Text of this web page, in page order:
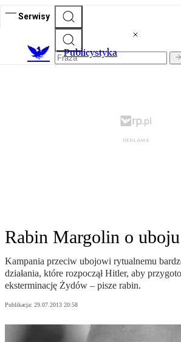
Serwisy
Publicystyka
Rabin Margolin o
Kampania przeciw ubojowi rytualnemu
działania, które rozpoczął Hitler, aby
eksterminację Żydów – pisze rabin.
Publikacja: 29.07.2013 20:58